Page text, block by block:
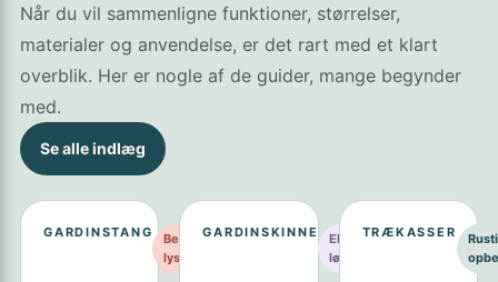
Når du vil sammenligne funktioner, størrelser,
materialer og anvendelse, er det rart med et klart
overblik. Her er nogle af de guider, mange begynder
med.
Se alle indlæg
GARDINSTANG
Bedst til
lyskontrol
GARDINSKINNE
Elegant
løsning
TRÆKASSER